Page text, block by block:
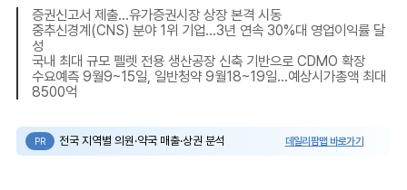
증권신고서 제출…유가증권시장 상장 본격 시동
중추신경계(CNS) 분야 1위 기업…3년 연속 30%대 영업이익률 달
성
국내 최대 규모 펠렛 전용 생산공장 신축 기반으로 CDMO 확장
수요예측 9월9~15일, 일반청약 9월18~19일…예상시가총액 최대
8500억
PR 전국 지역별 의원·약국 매출·상권 분석 데일리팜맵 바로가기